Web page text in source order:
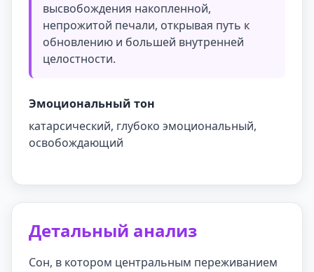
высвобождения накопленной,
непрожитой печали, открывая путь к
обновлению и большей внутренней
целостности.
Эмоциональный тон
катарсический, глубоко эмоциональный,
освобождающий
Детальный анализ
Сон, в котором центральным переживанием